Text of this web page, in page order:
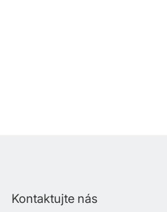
Kontaktujte nás